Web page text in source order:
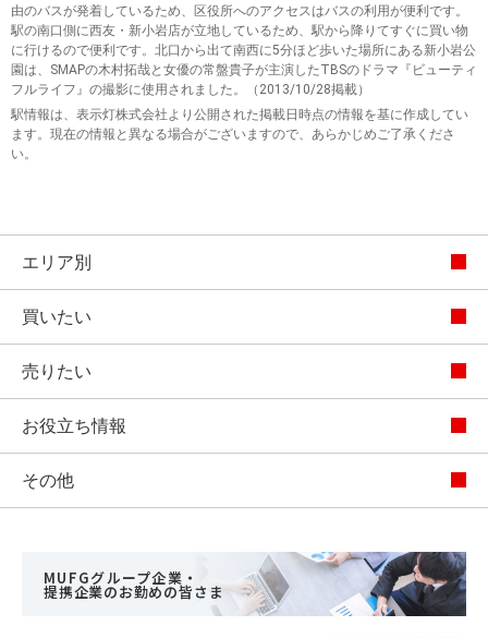
由のバスが発着しているため、区役所へのアクセスはバスの利用が便利です。
駅の南口側に西友・新小岩店が立地しているため、駅から降りてすぐに買い物
に行けるので便利です。北口から出て南西に5分ほど歩いた場所にある新小岩公
園は、SMAPの木村拓哉と女優の常盤貴子が主演したTBSのドラマ『ビューティ
フルライフ』の撮影に使用されました。（2013/10/28掲載）
駅情報は、表示灯株式会社より公開された掲載日時点の情報を基に作成してい
ます。現在の情報と異なる場合がございますので、あらかじめご了承くださ
い。
エリア別
買いたい
売りたい
お役立ち情報
その他
MUFGグループ企業・
提携企業のお勤めの皆さま